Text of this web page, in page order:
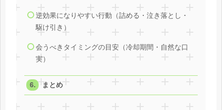
逆効果になりやすい行動（詰める・泣き落とし・
駆け引き）
会うべきタイミングの目安（冷却期間・自然な口
実）
まとめ